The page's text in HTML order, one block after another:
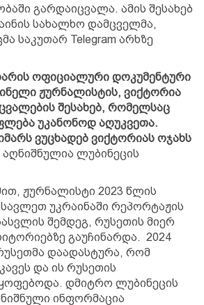
გარდაიცვალა. ამის შესახებ
სახალხო დამცველმა,
საკუთარ Telegram არხზე
ოფიციალური დოკუმენტური
ჟურნალისტის, ვიქტორია
შესახებ, რომელსაც
უკანონოდ აღუკვეთა.
ვუცხადებ ვიქტორიას ოჯახს
აღნიშნულია ლუბინეცის
ჟურნალისტი 2023 წლის
უკრაინაში რეპორტაჟის
შემდეგ, რუსეთის მიერ
გაუჩინარდა. 2024
დაადასტურა, რომ
და ის რუსეთის
დმიტრო ლუბინეცის
ინფორმაცია